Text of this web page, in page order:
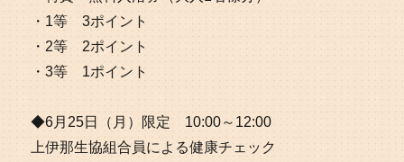
・1等 3ポイント
・2等 2ポイント
・3等 1ポイント
◆6月25日（月）限定 10:00～12:00
上伊那生協組合員による健康チェック